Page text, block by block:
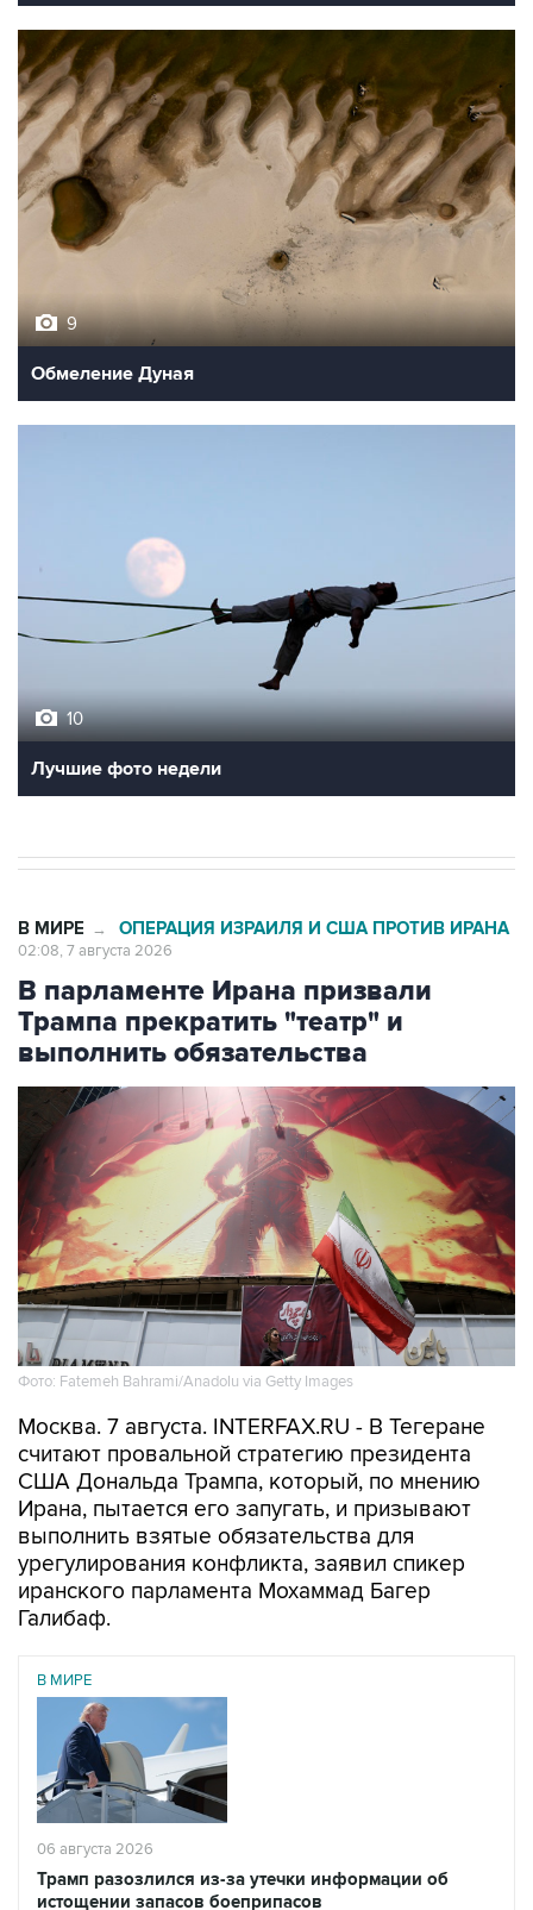
9
Обмеление Дуная
10
Лучшие фото недели
В МИРЕ → ОПЕРАЦИЯ ИЗРАИЛЯ И США ПРОТИВ ИРАНА
02:08, 7 августа 2026
В парламенте Ирана призвали
Трампа прекратить "театр" и
выполнить обязательства
Фото: Fatemeh Bahrami/Anadolu via Getty Images
Москва. 7 августа. INTERFAX.RU - В Тегеране
считают провальной стратегию президента
США Дональда Трампа, который, по мнению
Ирана, пытается его запугать, и призывают
выполнить взятые обязательства для
урегулирования конфликта, заявил спикер
иранского парламента Мохаммад Багер
Галибаф.
В МИРЕ
06 августа 2026
Трамп разозлился из-за утечки информации об
истощении запасов боеприпасов